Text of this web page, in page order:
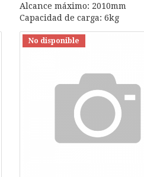
Alcance máximo: 2010mm
Capacidad de carga: 6kg
No disponible